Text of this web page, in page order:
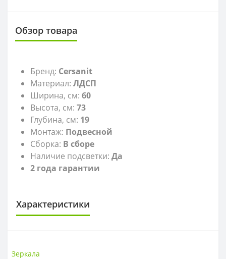
Обзор товара
Бренд: Cersanit
Материал: ЛДСП
Ширина, см: 60
Высота, см: 73
Глубина, см: 19
Монтаж: Подвесной
Сборка: В сборе
Наличие подсветки: Да
2 года гарантии
Характеристики
Высота, см
Зеркала